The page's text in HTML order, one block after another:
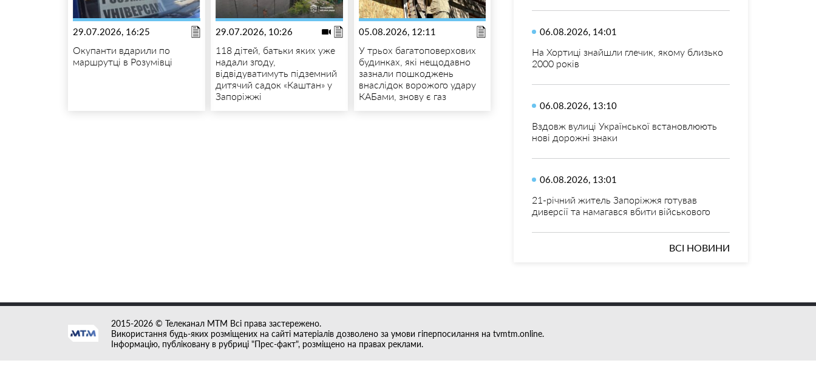
29.07.2026, 16:25
Окупанти вдарили по
маршрутці в Розумівці
29.07.2026, 10:26
118 дітей, батьки яких уже
надали згоду,
відвідуватимуть підземний
дитячий садок «Каштан» у
Запоріжжі
05.08.2026, 12:11
У трьох багатоповерхових
будинках, які нещодавно
зазнали пошкоджень
внаслідок ворожого удару
КАБами, знову є газ
06.08.2026, 14:01
На Хортиці знайшли глечик, якому близько
2000 років
06.08.2026, 13:10
Вздовж вулиці Української встановлюють
нові дорожні знаки
06.08.2026, 13:01
21-річний житель Запоріжжя готував
диверсії та намагався вбити військового
ВСІ НОВИНИ
2015-2026 © Телеканал MTM Всі права застережено.
Використання будь-яких розміщених на сайті матеріалів дозволено за умови гіперпосилання на tvmtm.online.
Інформацію, публіковану в рубриці "Прес-факт", розміщено на правах реклами.